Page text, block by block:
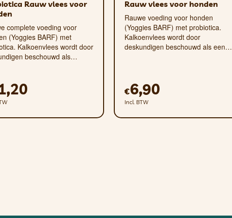
Rauw vlees voor
complete voeding voor
(Yoggies BARF) met
Kalkoenvlees wordt door
beschouwd als…
Rauw vlees voor honden
Rauwe voeding voor honden
(Yoggies BARF) met probiotica.
Kalkoenvlees wordt door
deskundigen beschouwd als een…
€6,90
Incl. BTW